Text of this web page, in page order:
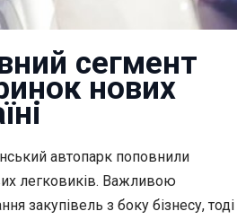
сегмент
нових
автопарк поповнили
легковиків. Важливою
закупівель з боку бізнесу, тоді